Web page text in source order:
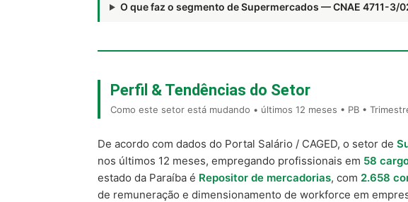
O que faz o segmento de Supermercados — CNAE 4711-3/
Perfil & Tendências do Setor
Como este setor está mudando • últimos 12 meses • PB •
De acordo com dados do Portal Salário / CAGED, o setor de
nos últimos 12 meses, empregando profissionais em 58
estado da Paraíba é Repositor de mercadorias, com 2.658
de remuneração e dimensionamento de workforce em